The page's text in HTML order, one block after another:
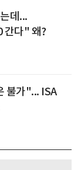
데...
간다" 왜?
불가"... ISA